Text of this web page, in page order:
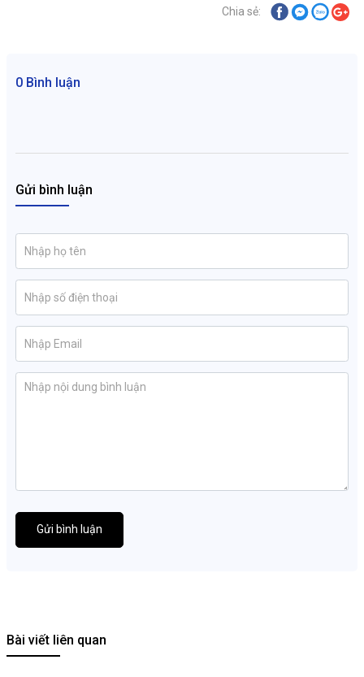
Chia sẻ:
0 Bình luận
Gửi bình luận
Gửi bình luận
Bài viết liên quan